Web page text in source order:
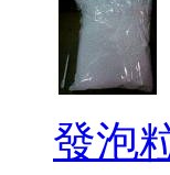
發泡